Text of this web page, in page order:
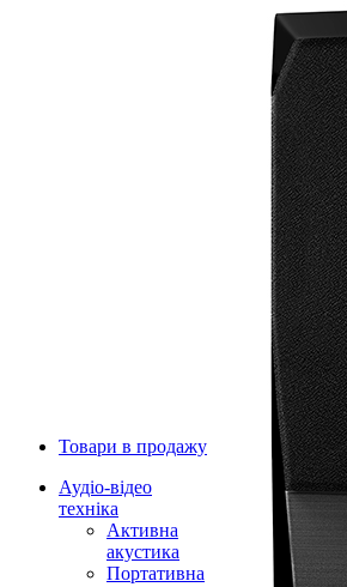
Товари в продажу
Аудіо-відео
техніка
Активна
акустика
Портативна